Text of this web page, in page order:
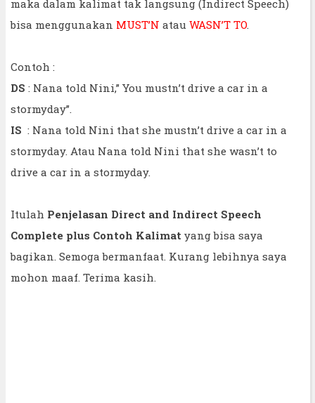
maka dalam kalimat tak langsung (Indirect Speech)
bisa menggunakan MUST’N atau WASN’T TO.
Contoh :
DS : Nana told Nini,” You mustn’t drive a car in a
stormyday”.
IS : Nana told Nini that she mustn’t drive a car in a
stormyday. Atau Nana told Nini that she wasn’t to
drive a car in a stormyday.
Itulah Penjelasan Direct and Indirect Speech
Complete plus Contoh Kalimat yang bisa saya
bagikan. Semoga bermanfaat. Kurang lebihnya saya
mohon maaf. Terima kasih.